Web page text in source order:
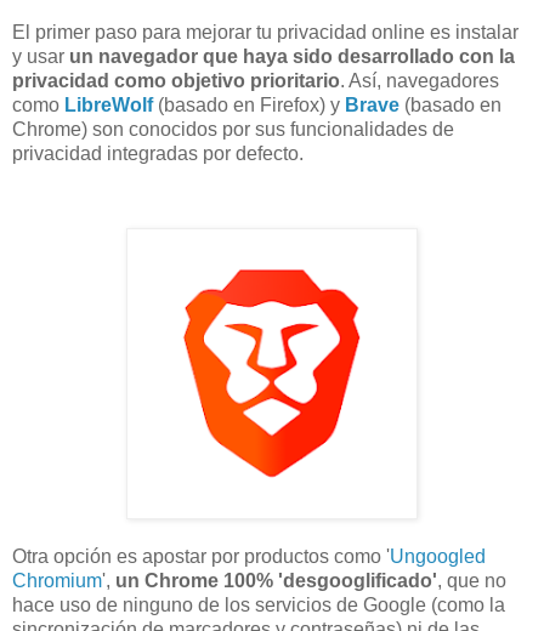
El primer paso para mejorar tu privacidad online es instalar
y usar un navegador que haya sido desarrollado con la
privacidad como objetivo prioritario. Así, navegadores
como LibreWolf(basado en Firefox) y Brave (basado en
Chrome) son conocidos por sus funcionalidades de
privacidad integradas por defecto.
Otra opción es apostar por productos como 'Ungoogled
Chromium', un Chrome 100% 'desgooglificado', que no
hace uso de ninguno de los servicios de Google (como la